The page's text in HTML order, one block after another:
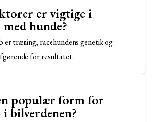
er vigtige i
hunde?
er træning, racehundens genetik og
for resultatet.
populær form for
bilverdenen?